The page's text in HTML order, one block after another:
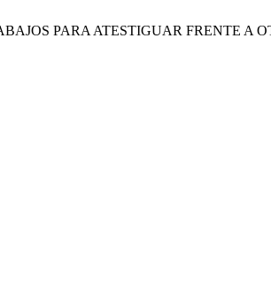
PARA ATESTIGUAR FRENTE